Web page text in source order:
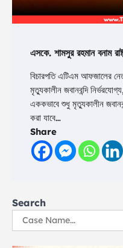
এসকে. শামসুর রহমান বনাম
বিচারপতি এটিএম আফজালের
মৃত্যুকালীন জবানবন্দি
এককভাবে শুধু মৃত্যুকালীন
করা যাবে…
Share
Search